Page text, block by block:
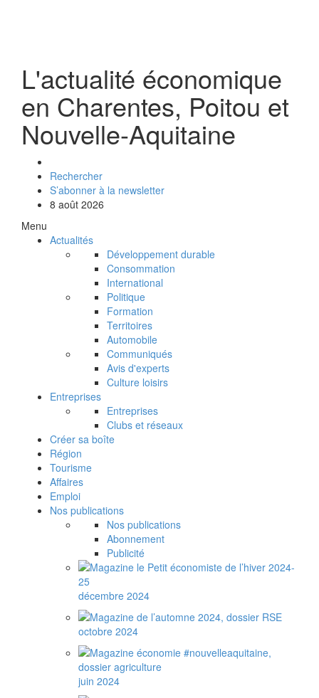
L'actualité économique
en Charentes, Poitou et
Nouvelle-Aquitaine
Rechercher
S’abonner à la newsletter
8 août 2026
Menu
Actualités
Développement durable
Consommation
International
Politique
Formation
Territoires
Automobile
Communiqués
Avis d'experts
Culture loisirs
Entreprises
Entreprises
Clubs et réseaux
Créer sa boîte
Région
Tourisme
Affaires
Emploi
Nos publications
Nos publications
Abonnement
Publicité
décembre 2024
octobre 2024
juin 2024